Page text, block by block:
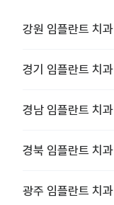
강원 임플란트 치과
경기 임플란트 치과
경남 임플란트 치과
경북 임플란트 치과
광주 임플란트 치과